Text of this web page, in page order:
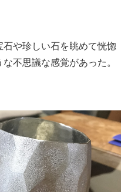
や珍しい石を眺めて恍惚
不思議な感覚があった。